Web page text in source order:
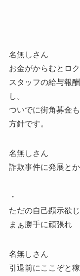
名無しさん
お金がからむとロ
スタッフの給与報
し。
ついでに街角募金
方針です。
名無しさん
詐欺事件に発展と
・
ただの自己顕示欲
まぁ勝手に頑張れ
名無しさん
引退前にここぞと